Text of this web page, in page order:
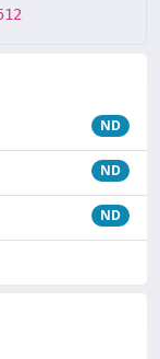
ND
ND
ND